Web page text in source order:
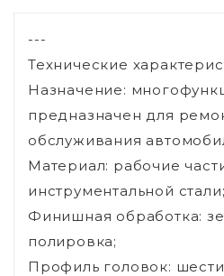
---
Технические
Назначение:
предназначен для
обслуживания
Материал: рабочие
инструментальной стали;
Финишная обработка:
полировка;
Профиль головок: